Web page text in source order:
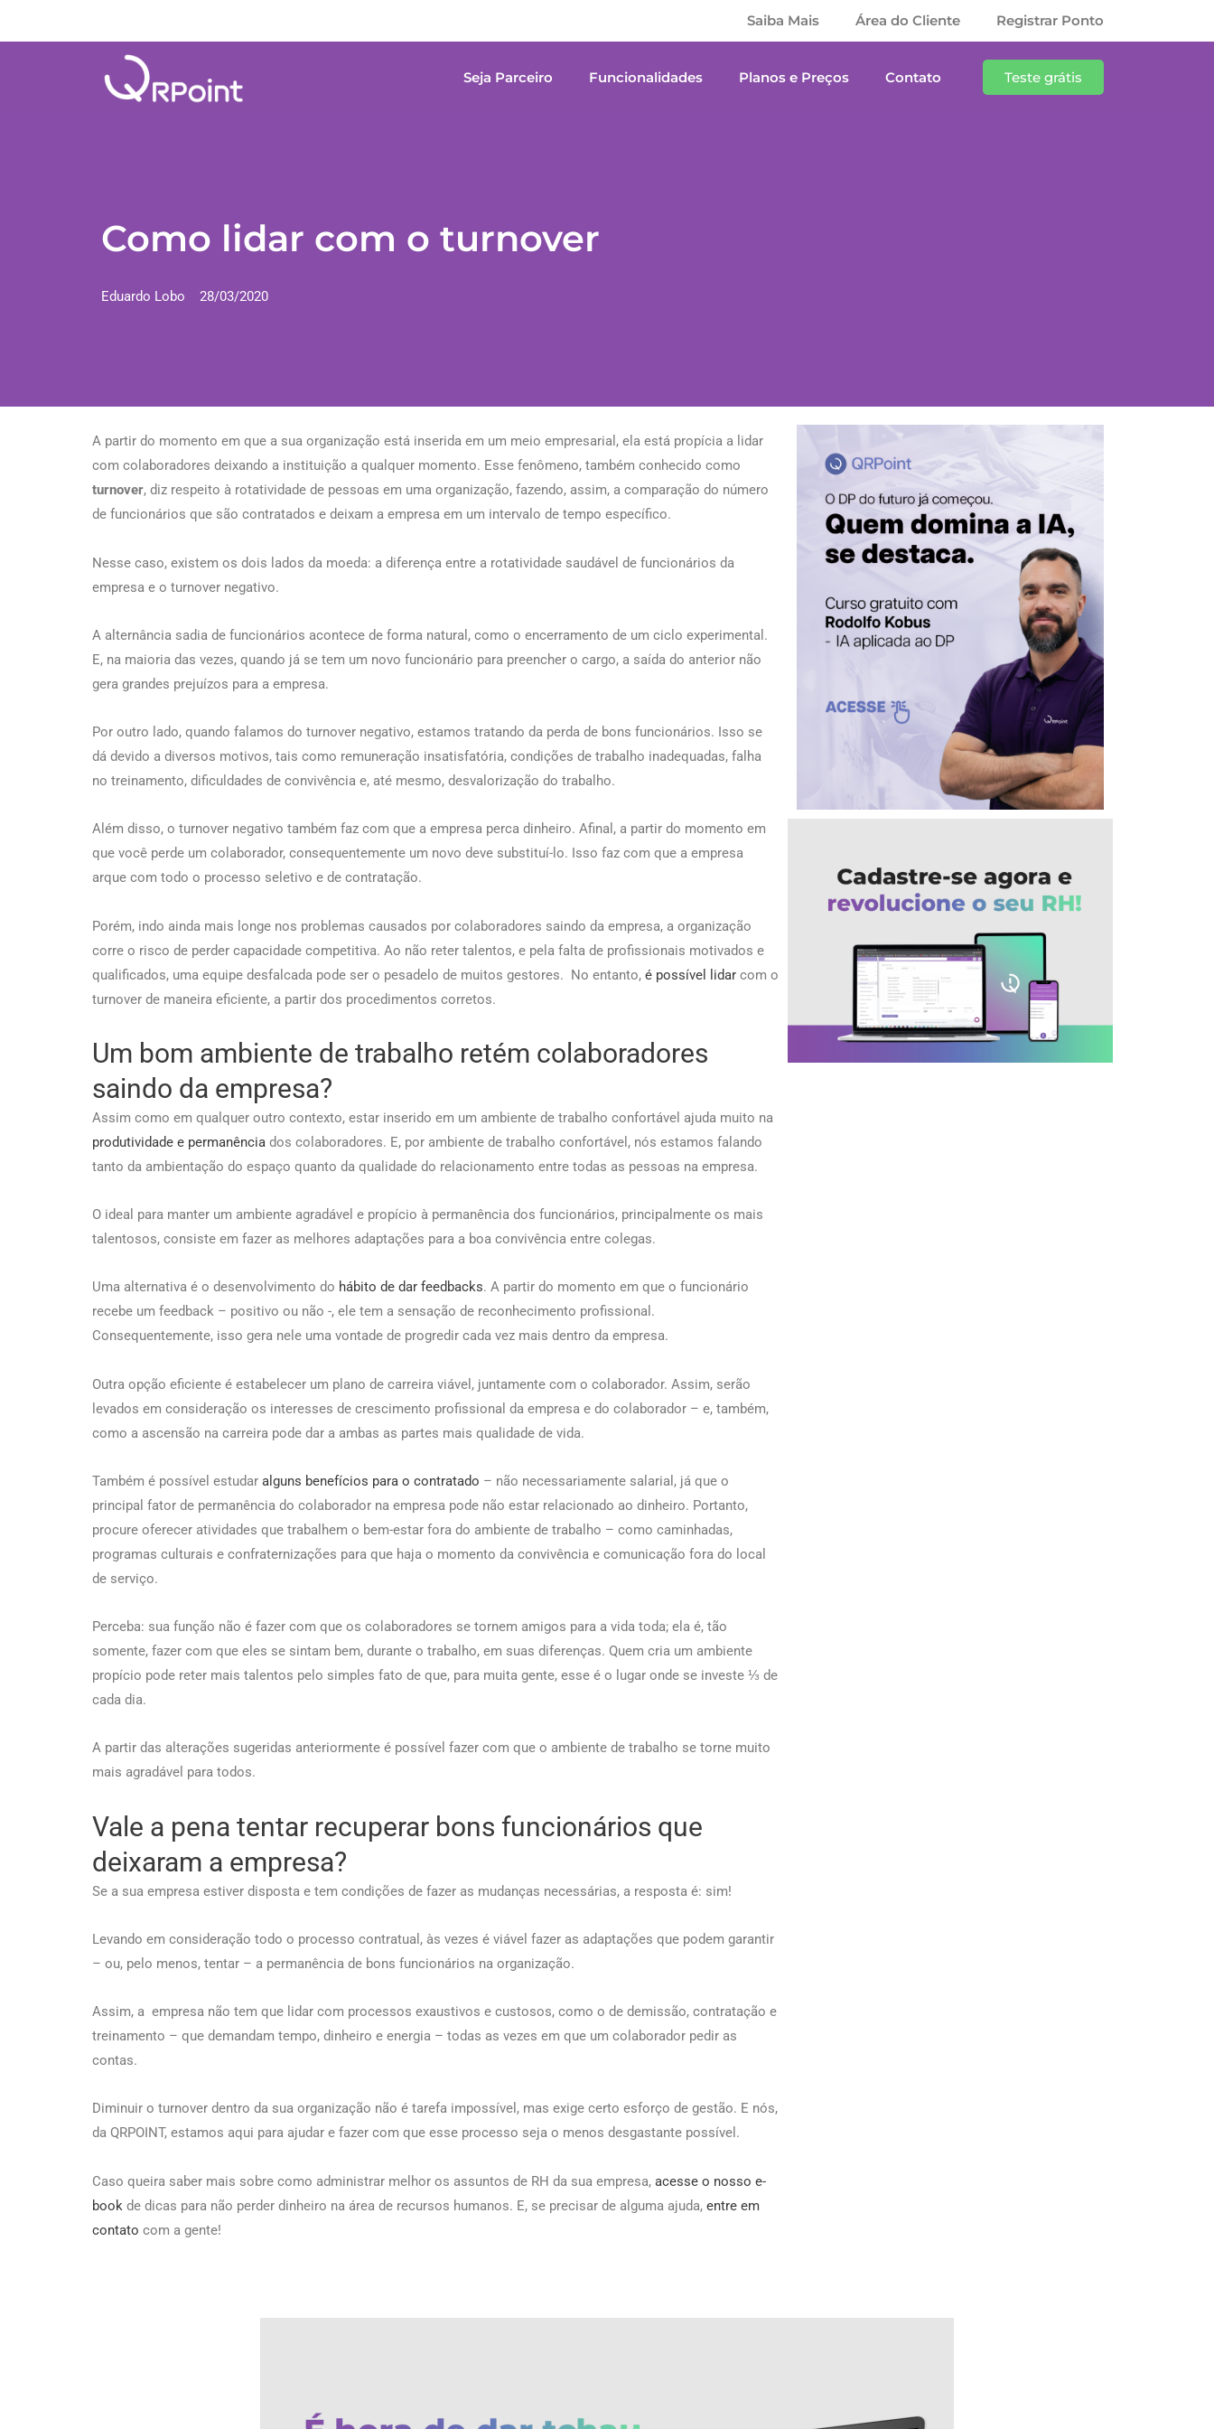
Saiba Mais Área do Cliente Registrar Ponto
Seja Parceiro Funcionalidades Planos e Preços Contato Teste grátis
Como lidar com o turnover
Eduardo Lobo 28/03/2020
A partir do momento em que a sua organização está inserida em um meio empresarial, ela está propícia a lidar
com colaboradores deixando a instituição a qualquer momento. Esse fenômeno, também conhecido como
turnover, diz respeito à rotatividade de pessoas em uma organização, fazendo, assim, a comparação do número
de funcionários que são contratados e deixam a empresa em um intervalo de tempo específico.
Nesse caso, existem os dois lados da moeda: a diferença entre a rotatividade saudável de funcionários da
empresa e o turnover negativo.
A alternância sadia de funcionários acontece de forma natural, como o encerramento de um ciclo experimental.
E, na maioria das vezes, quando já se tem um novo funcionário para preencher o cargo, a saída do anterior não
gera grandes prejuízos para a empresa.
Por outro lado, quando falamos do turnover negativo, estamos tratando da perda de bons funcionários. Isso se
dá devido a diversos motivos, tais como remuneração insatisfatória, condições de trabalho inadequadas, falha
no treinamento, dificuldades de convivência e, até mesmo, desvalorização do trabalho.
Além disso, o turnover negativo também faz com que a empresa perca dinheiro. Afinal, a partir do momento em
que você perde um colaborador, consequentemente um novo deve substituí-lo. Isso faz com que a empresa
arque com todo o processo seletivo e de contratação.
Porém, indo ainda mais longe nos problemas causados por colaboradores saindo da empresa, a organização
corre o risco de perder capacidade competitiva. Ao não reter talentos, e pela falta de profissionais motivados e
qualificados, uma equipe desfalcada pode ser o pesadelo de muitos gestores. No entanto, é possível lidar com o
turnover de maneira eficiente, a partir dos procedimentos corretos.
Um bom ambiente de trabalho retém colaboradores
saindo da empresa?
Assim como em qualquer outro contexto, estar inserido em um ambiente de trabalho confortável ajuda muito na
produtividade e permanência dos colaboradores. E, por ambiente de trabalho confortável, nós estamos falando
tanto da ambientação do espaço quanto da qualidade do relacionamento entre todas as pessoas na empresa.
O ideal para manter um ambiente agradável e propício à permanência dos funcionários, principalmente os mais
talentosos, consiste em fazer as melhores adaptações para a boa convivência entre colegas.
Uma alternativa é o desenvolvimento do hábito de dar feedbacks. A partir do momento em que o funcionário
recebe um feedback – positivo ou não -, ele tem a sensação de reconhecimento profissional.
Consequentemente, isso gera nele uma vontade de progredir cada vez mais dentro da empresa.
Outra opção eficiente é estabelecer um plano de carreira viável, juntamente com o colaborador. Assim, serão
levados em consideração os interesses de crescimento profissional da empresa e do colaborador – e, também,
como a ascensão na carreira pode dar a ambas as partes mais qualidade de vida.
Também é possível estudar alguns benefícios para o contratado – não necessariamente salarial, já que o
principal fator de permanência do colaborador na empresa pode não estar relacionado ao dinheiro. Portanto,
procure oferecer atividades que trabalhem o bem-estar fora do ambiente de trabalho – como caminhadas,
programas culturais e confraternizações para que haja o momento da convivência e comunicação fora do local
de serviço.
Perceba: sua função não é fazer com que os colaboradores se tornem amigos para a vida toda; ela é, tão
somente, fazer com que eles se sintam bem, durante o trabalho, em suas diferenças. Quem cria um ambiente
propício pode reter mais talentos pelo simples fato de que, para muita gente, esse é o lugar onde se investe ⅓ de
cada dia.
A partir das alterações sugeridas anteriormente é possível fazer com que o ambiente de trabalho se torne muito
mais agradável para todos.
Vale a pena tentar recuperar bons funcionários que
deixaram a empresa?
Se a sua empresa estiver disposta e tem condições de fazer as mudanças necessárias, a resposta é: sim!
Levando em consideração todo o processo contratual, às vezes é viável fazer as adaptações que podem garantir
– ou, pelo menos, tentar – a permanência de bons funcionários na organização.
Assim, a empresa não tem que lidar com processos exaustivos e custosos, como o de demissão, contratação e
treinamento – que demandam tempo, dinheiro e energia – todas as vezes em que um colaborador pedir as
contas.
Diminuir o turnover dentro da sua organização não é tarefa impossível, mas exige certo esforço de gestão. E nós,
da QRPOINT, estamos aqui para ajudar e fazer com que esse processo seja o menos desgastante possível.
Caso queira saber mais sobre como administrar melhor os assuntos de RH da sua empresa, acesse o nosso e-
book de dicas para não perder dinheiro na área de recursos humanos. E, se precisar de alguma ajuda, entre em
contato com a gente!